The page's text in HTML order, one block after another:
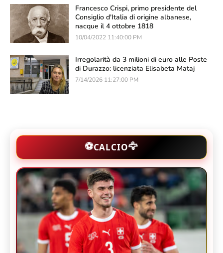
Francesco Crispi, primo presidente del
Consiglio d'Italia di origine albanese,
nacque il 4 ottobre 1818
10/04/2022 11:40:00 PM
Irregolarità da 3 milioni di euro alle Poste
di Durazzo: licenziata Elisabeta Mataj
7/14/2026 11:27:00 PM
⚽CALCIO🦅